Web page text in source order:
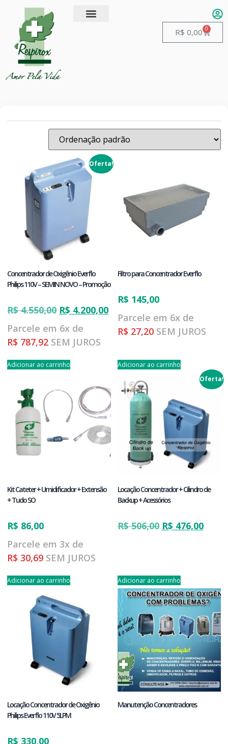
R$ 0,00 0
Oferta!
Concentrador de Oxigênio Everflo
Philips 110V – SEMIN NOVO – Promoção
R$4.550,00 R$ 4.200,00
Parcele em 6x de
R$ 787,92 SEM JUROS
Adicionar ao carrinho
Filtro para Concentrador Everflo
R$ 145,00
Parcele em 6x de
R$ 27,20 SEM JUROS
Adicionar ao carrinho
Kit Cateter + Umidificador + Extensão
+ Tudo SO
R$ 86,00
Parcele em 3x de
R$ 30,69 SEM JUROS
Adicionar ao carrinho
Oferta!
Locação Concentrador + Cilindro de
Backup + Acessórios
R$506,00 R$ 476,00
Adicionar ao carrinho
Locação Concentrador de Oxigênio
Philips Everflo 110V 5LPM
R$ 330,00
Manutenção Concentradores